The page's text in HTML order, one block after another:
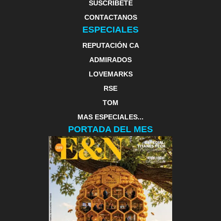
SUSCRIBETE
CONTACTANOS
ESPECIALES
REPUTACIÓN CA
ADMIRADOS
LOVEMARKS
RSE
TOM
MAS ESPECIALES...
PORTADA DEL MES